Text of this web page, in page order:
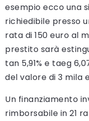
esempio ecco una
richiedibile presso
rata di 150 euro al
prestito sarà
tan 5,91% e taeg
del valore di 3 mila
Un finanziamento
rimborsabile in 21